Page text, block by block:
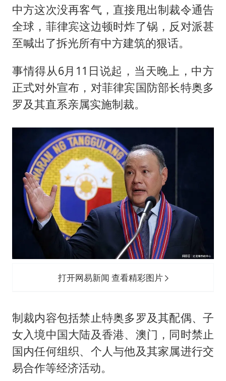
中方这次没再客气，直接甩出制裁令通告
全球，菲律宾这边顿时炸了锅，反对派甚
至喊出了拆光所有中方建筑的狠话。
事情得从6月11日说起，当天晚上，中方
正式对外宣布，对菲律宾国防部长特奥多
罗及其直系亲属实施制裁。
打开网易新闻 查看精彩图片
制裁内容包括禁止特奥多罗及其配偶、子
女入境中国大陆及香港、澳门，同时禁止
国内任何组织、个人与他及其家属进行交
易合作等经济活动。